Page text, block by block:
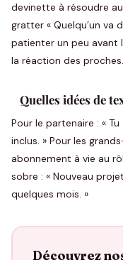
devinette à résoudre
gratter « Quelqu’un va
patienter un peu avant
la réaction des proches.
Quelles idées de
Pour le partenaire : «
inclus. » Pour les
abonnement à vie au
sobre : « Nouveau
quelques mois. »
Découvrez